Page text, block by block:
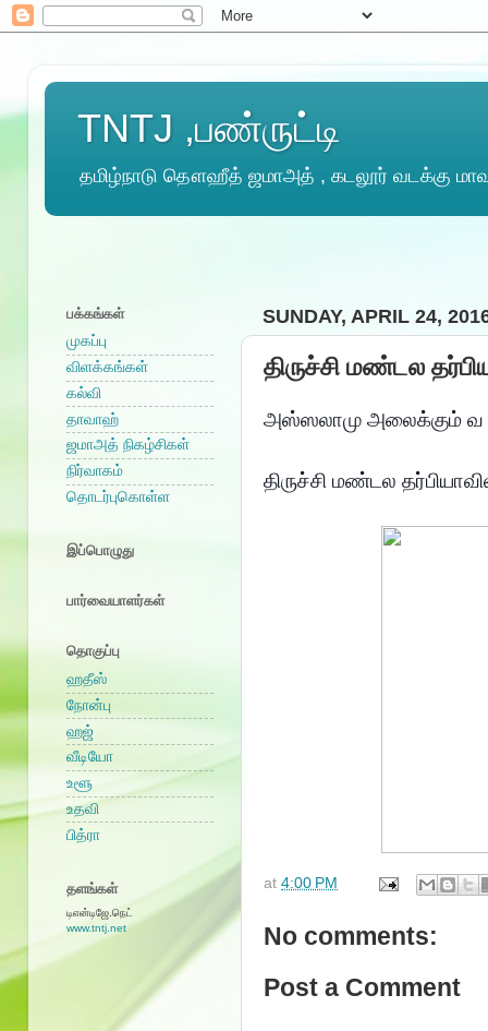
TNTJ ,பண்ருட்டி
தமிழ்நாடு தௌஹீத் ஜமாஅத் , கடலூர் வடக்கு
SUNDAY, APRIL 24,
திருச்சி மண்டல
அஸ்ஸலாமு அலைக்கும்
திருச்சி மண்டல
at 4:00 PM
No comments:
Post a Comment
பக்கங்கள்
முகப்பு
விளக்கங்கள்
கல்வி
தாவாஹ்
ஜமாஅத் நிகழ்சிகள்
நிர்வாகம்
தொடர்புகொள்ள
இப்பொழுது
பார்வையாளர்கள்
தொகுப்பு
ஹதீஸ்
நோன்பு
ஹஜ்
வீடியோ
உளூ
உதவி
பித்ரா
தளங்கள்
டிஎன்டிஜே.நெட்
www.tntj.net